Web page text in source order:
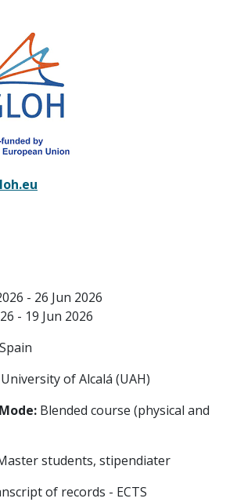
- 26 Jun 2026
- 19 Jun 2026
University of Alcalá (UAH)
Blended course (physical and
students, stipendiater
of records - ECTS